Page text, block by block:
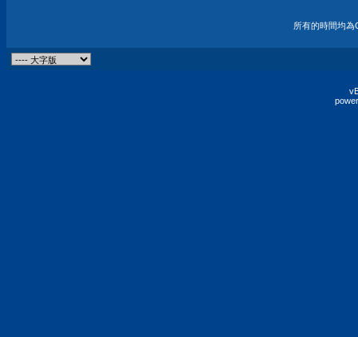
所有的時間均為